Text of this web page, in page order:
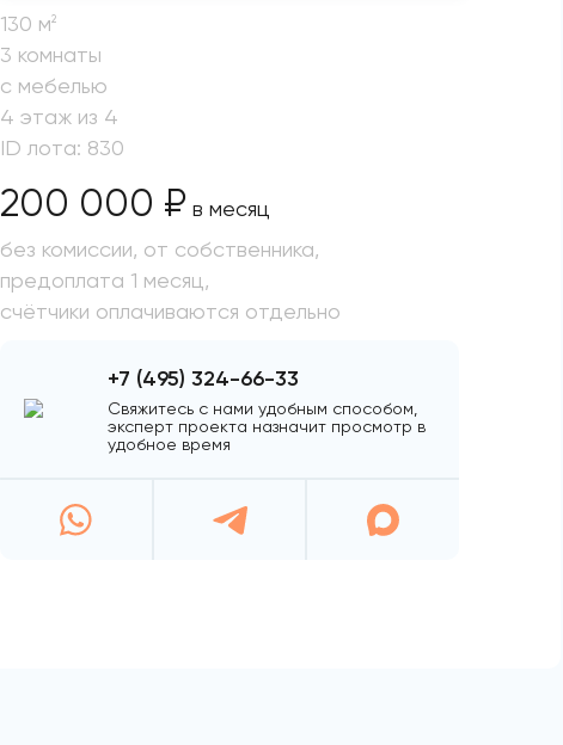
130 м2
3 комнаты
с мебелью
4 этаж из 4
ID лота: 830
200 000 ₽ в месяц
без комиссии, от собственника,
предоплата 1 месяц,
счётчики оплачиваются отдельно
+7 (495) 324-66-33
Свяжитесь с нами удобным способом,
эксперт проекта назначит просмотр в
удобное время